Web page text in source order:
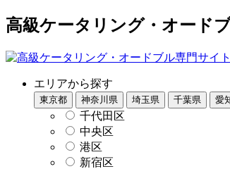
高級ケータリング・オード
エリアから探す
東京都 神奈川県 埼玉県 千葉県 愛
千代田区
中央区
港区
新宿区